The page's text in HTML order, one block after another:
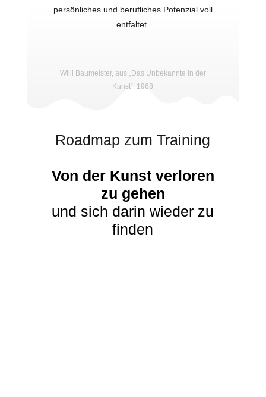
persönliches und berufliches Potenzial voll
entfaltet.
Willi Baumeister, aus „Das Unbekannte in der
Kunst“, 1968
Roadmap zum Training
Von der Kunst verloren
zu gehen
und sich darin wieder zu
finden